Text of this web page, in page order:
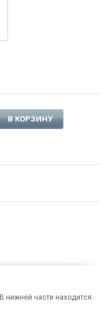
В КОРЗИНУ
нижней части находится